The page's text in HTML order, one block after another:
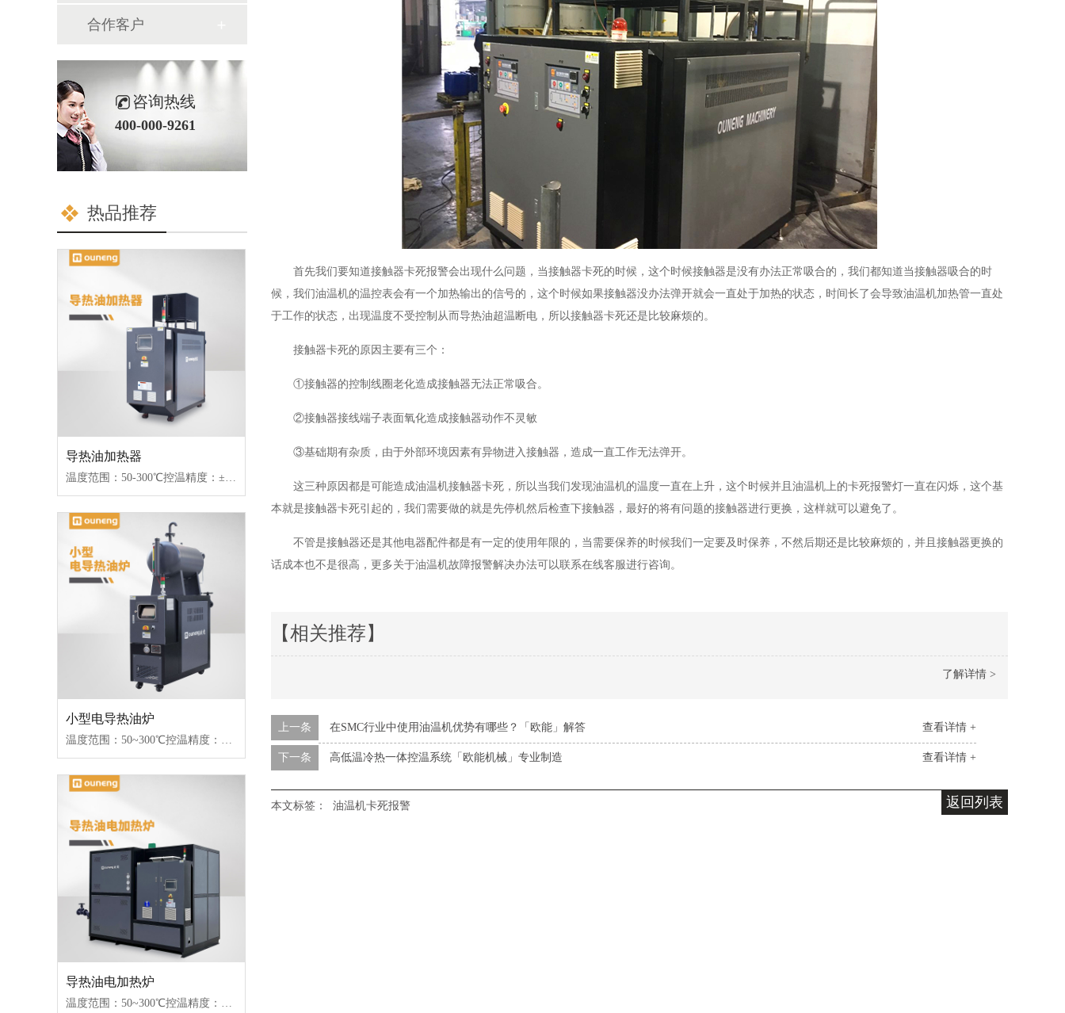
首先我们要知道接触器卡死报警会出现什么问题，当接触器卡死的时候，这个时候接触器是没有办法正常吸合的，我们都知道当接触器吸合的时
候，我们油温机的温控表会有一个加热输出的信号的，这个时候如果接触器没办法弹开就会一直处于加热的状态，时间长了会导致油温机加热管一直处
于工作的状态，出现温度不受控制从而导热油超温断电，所以接触器卡死还是比较麻烦的。
接触器卡死的原因主要有三个：
①接触器的控制线圈老化造成接触器无法正常吸合。
②接触器接线端子表面氧化造成接触器动作不灵敏
③基础期有杂质，由于外部环境因素有异物进入接触器，造成一直工作无法弹开。
这三种原因都是可能造成油温机接触器卡死，所以当我们发现油温机的温度一直在上升，这个时候并且油温机上的卡死报警灯一直在闪烁，这个基
本就是接触器卡死引起的，我们需要做的就是先停机然后检查下接触器，最好的将有问题的接触器进行更换，这样就可以避免了。
不管是接触器还是其他电器配件都是有一定的使用年限的，当需要保养的时候我们一定要及时保养，不然后期还是比较麻烦的，并且接触器更换的
话成本也不是很高，更多关于油温机故障报警解决办法可以联系在线客服进行咨询。
【相关推荐】
了解详情 >
查看详情 +
上一条 在SMC行业中使用油温机优势有哪些？「欧能」解答
查看详情 +
下一条 高低温冷热一体控温系统「欧能机械」专业制造
返回列表
本文标签： 油温机卡死报警
合作客户
咨询热线
400-000-9261
热品推荐
导热油加热器
小型电导热油炉
温度范围：50~300℃控温精度：±1℃加热功率：18~96kW控制类型：固态继电器/可控硅
导热油电加热炉